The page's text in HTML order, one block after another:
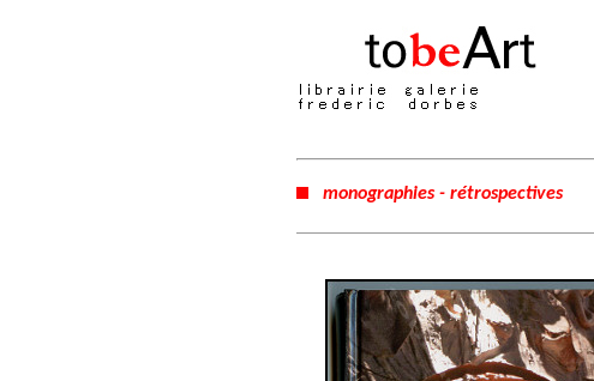
monographies - rétrospectives